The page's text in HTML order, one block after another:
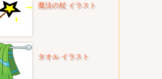
魔法の杖 イラスト
タオル イラスト